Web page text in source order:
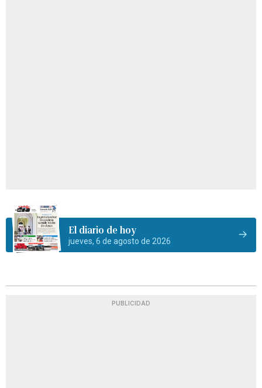
El diario de hoy
jueves, 6 de agosto de 2026
PUBLICIDAD